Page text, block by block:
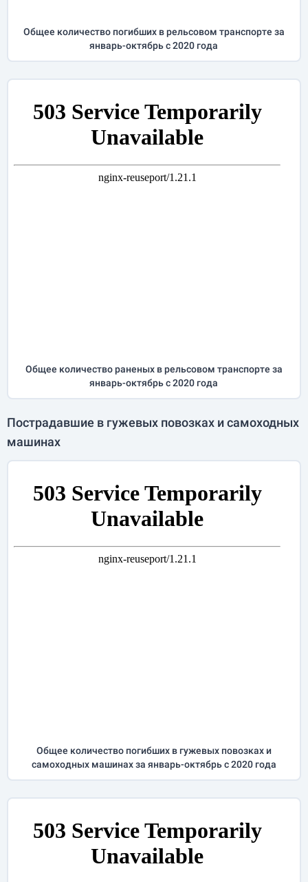
Общее количество погибших в рельсовом транспорте за
январь-октябрьс 2020 года
Общее количество раненых в рельсовом транспорте за
январь-октябрьс 2020 года
Пострадавшие в гужевых повозках и самоходных
машинах
Общее количество погибших в гужевых повозках и
самоходных машинах за январь-октябрьс 2020 года